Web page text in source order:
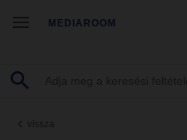
MEDIAROOM
vissza